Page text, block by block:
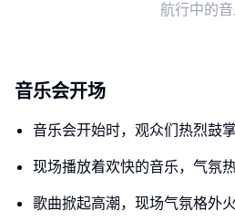
航行中的
音乐会开场
音乐会开始时，观众们热烈鼓
现场播放着欢快的音乐，气氛
歌曲掀起高潮，现场气氛格外